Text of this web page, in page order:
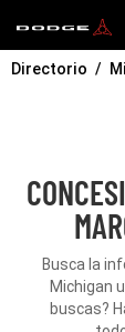
Directorio
Busca la
Michigan
buscas?